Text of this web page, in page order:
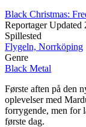
Black Christmas:
Reportager Updated
Spillested
Flygeln, Norrköping
Genre
Black Metal
Første aften på den
oplevelser med
forrygende, men for
første dag.